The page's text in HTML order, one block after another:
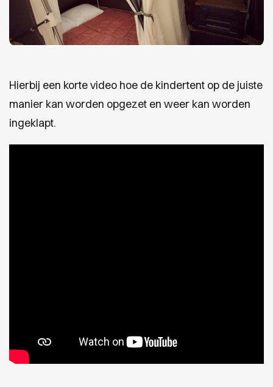
Hierbij een korte video hoe de kindertent op de juiste
manier kan worden opgezet en weer kan worden
ingeklapt.